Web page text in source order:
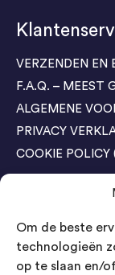
Om de beste
technologieën
op te slaan en/
VERZENDEN EN
F.A.Q. – MEEST
ALGEMENE
PRIVACY
COOKIE POLICY
Agenda Trade
04-05
Bestel GRATIS